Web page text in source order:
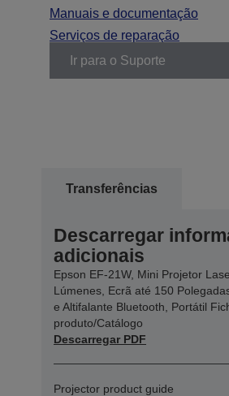
Manuais e documentação
Serviços de reparação
Ir para o Suporte
Transferências
Descarregar
adicionais
Epson EF-21W, Mini Projetor
Lúmenes, Ecrã até 150
e Altifalante Bluetooth, Portátil
produto/Catálogo
Descarregar PDF
Projector product guide